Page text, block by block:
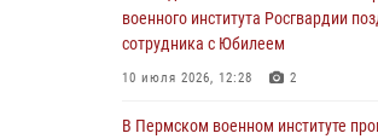
тактики служебно-боевого
национальной гвардии Российской
посвящённая войскам правопорядка
10 июля 2026, 14:30 8
военного института Росгвардии
сотрудника с Юбилеем
10 июля 2026, 12:28 2
В Пермском военном институте